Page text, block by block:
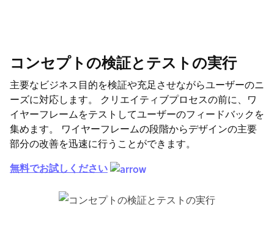
コンセプトの検証とテストの実行
主要なビジネス目的を検証や充足させながらユーザーのニ
ーズに対応します。 クリエイティブプロセスの前に、ワ
イヤーフレームをテストしてユーザーのフィードバックを
集めます。 ワイヤーフレームの段階からデザインの主要
部分の改善を迅速に行うことができます。
無料でお試しください